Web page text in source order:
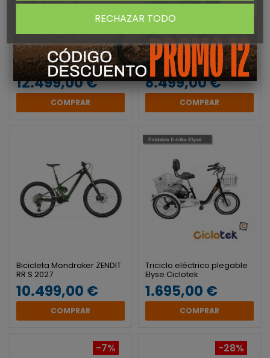
Bicicleta Mondraker ZENDIT
XR 2027
12.499,00 €
COMPRAR
Bicicleta Mondraker ZENDIT
RR 2027
8.499,00 €
COMPRAR
Bicicleta Mondraker ZENDIT
RR S 2027
10.499,00 €
COMPRAR
Triciclo eléctrico plegable
Elyse Ciclotek
1.695,00 €
COMPRAR
-7% -28%
RECHAZAR TODO